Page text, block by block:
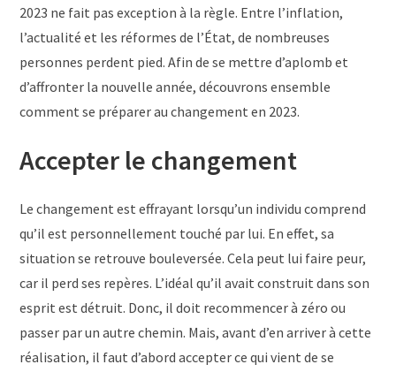
2023 ne fait pas exception à la règle. Entre l’inflation,
l’actualité et les réformes de l’État, de nombreuses
personnes perdent pied. Afin de se mettre d’aplomb et
d’affronter la nouvelle année, découvrons ensemble
comment se préparer au changement en 2023.
Accepter le changement
Le changement est effrayant lorsqu’un individu comprend
qu’il est personnellement touché par lui. En effet, sa
situation se retrouve bouleversée. Cela peut lui faire peur,
car il perd ses repères. L’idéal qu’il avait construit dans son
esprit est détruit. Donc, il doit recommencer à zéro ou
passer par un autre chemin. Mais, avant d’en arriver à cette
réalisation, il faut d’abord accepter ce qui vient de se